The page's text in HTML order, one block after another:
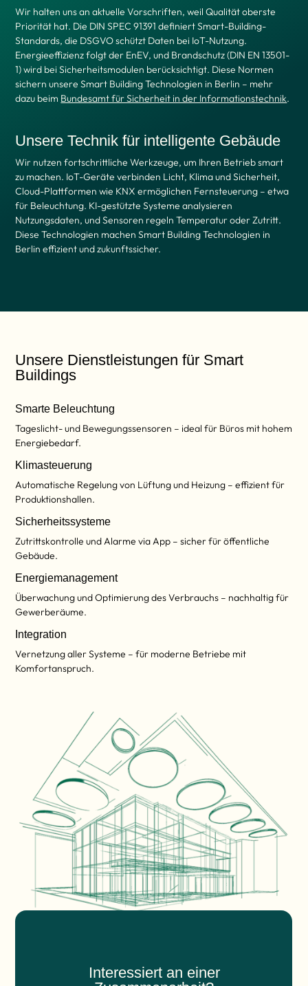
Wir halten uns an aktuelle Vorschriften, weil Qualität oberste
Priorität hat. Die DIN SPEC 91391 definiert Smart-Building-
Standards, die DSGVO schützt Daten bei IoT-Nutzung.
Energieeffizienz folgt der EnEV, und Brandschutz (DIN EN 13501-
1) wird bei Sicherheitsmodulen berücksichtigt. Diese Normen
sichern unsere Smart Building Technologien in Berlin – mehr
dazu beim Bundesamt für Sicherheit in der Informationstechnik.
Unsere Technik für intelligente Gebäude
Wir nutzen fortschrittliche Werkzeuge, um Ihren Betrieb smart
zu machen. IoT-Geräte verbinden Licht, Klima und Sicherheit,
Cloud-Plattformen wie KNX ermöglichen Fernsteuerung – etwa
für Beleuchtung. KI-gestützte Systeme analysieren
Nutzungsdaten, und Sensoren regeln Temperatur oder Zutritt.
Diese Technologien machen Smart Building Technologien in
Berlin effizient und zukunftssicher.
Unsere Dienstleistungen für Smart
Buildings
Smarte Beleuchtung
Tageslicht- und Bewegungssensoren – ideal für Büros mit hohem
Energiebedarf.
Klimasteuerung
Automatische Regelung von Lüftung und Heizung – effizient für
Produktionshallen.
Sicherheitssysteme
Zutrittskontrolle und Alarme via App – sicher für öffentliche
Gebäude.
Energiemanagement
Überwachung und Optimierung des Verbrauchs – nachhaltig für
Gewerberäume.
Integration
Vernetzung aller Systeme – für moderne Betriebe mit
Komfortanspruch.
Interessiert an einer